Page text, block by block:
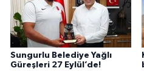
Sungurlu Belediye Yağlı
Güreşleri 27 Eylül’de!